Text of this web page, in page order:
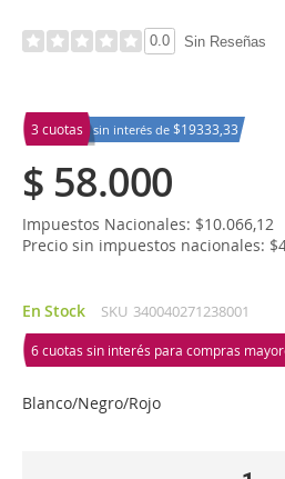
0.0 Sin Reseñas
3 cuotas sin interés de $19333,33
$ 58.000
Impuestos Nacionales: $10.066,12
Precio sin impuestos nacionales:
En Stock SKU 340040271238001
6 cuotas sin interés para compras
Blanco/Negro/Rojo